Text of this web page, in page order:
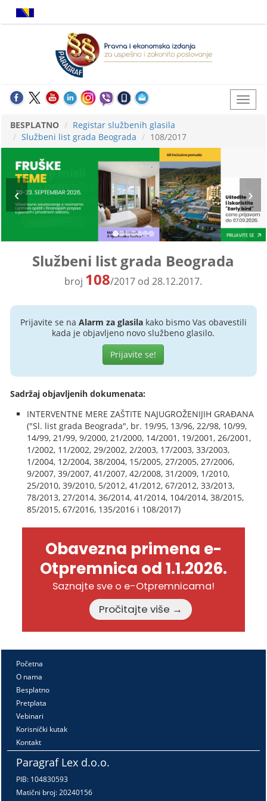
BESPLATNO
Registar službenih glasila
Službeni list grada Beograda
108/2017
Službeni list grada Beograda
broj 108/2017 od 28.12.2017.
Prijavite se na Alarm za glasilakako bismo Vas obavestili
kada je objavljeno novo službeno glasilo.
Prijavite se!
Sadržaj objavljenih dokumenata:
INTERVENTNE MERE ZAŠTITE NAJUGROŽENIJIH GRAĐANA
("Sl. list grada Beograda", br. 19/95, 13/96, 22/98, 10/99,
14/99, 21/99, 9/2000, 21/2000, 14/2001, 19/2001, 26/2001,
1/2002, 11/2002, 29/2002, 2/2003, 17/2003, 33/2003,
1/2004, 12/2004, 38/2004, 15/2005, 27/2005, 27/2006,
9/2007, 39/2007, 41/2007, 42/2008, 31/2009, 1/2010,
25/2010, 39/2010, 5/2012, 41/2012, 67/2012, 33/2013,
78/2013, 27/2014, 36/2014, 41/2014, 104/2014, 38/2015,
85/2015, 67/2016, 135/2016 i 108/2017)
Obavezna primena e-
Otpremnica od 1.1.2026.
Saznajte sve o e-Otpremnicama!
Pročitajte više →
Početna
O nama
Besplatno
Pretplata
Vebinari
Korisnički kutak
Kontakt
Paragraf Lex d.o.o.
PIB: 104830593
Matični broj: 20240156